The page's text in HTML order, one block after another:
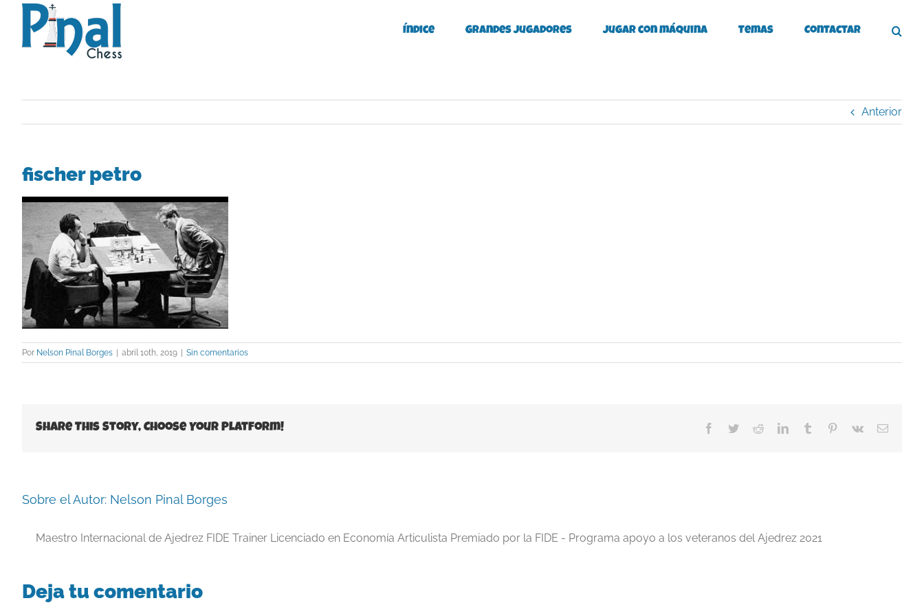
Saltar
contenido
Índice Grandes Jugadores Jugar con máquina Temas Contactar
Anterior
fischer petro
Por Nelson Pinal Borges | abril 10th, 2019 | Sin comentarios
Share This Story, Choose Your Platform! Facebook
TwitterRedditLinkedInTumblr Pinterest
Vk
Correo
Sobre el Autor: Nelson Pinal Borges
Maestro Internacional de Ajedrez FIDE Trainer Licenciado en Economía Articulista Premiado por la FIDE - Programa apoyo a los veteranos del Ajedrez 2021
Deja tu comentario